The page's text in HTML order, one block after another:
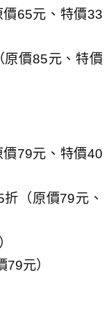
價65元、特價33
原價85元、特價
價79元、特價40
（原價79元、
元）